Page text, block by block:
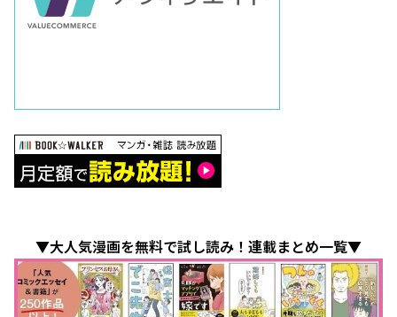
▼大人気漫画を無料で試し読み！連載まとめ一覧▼